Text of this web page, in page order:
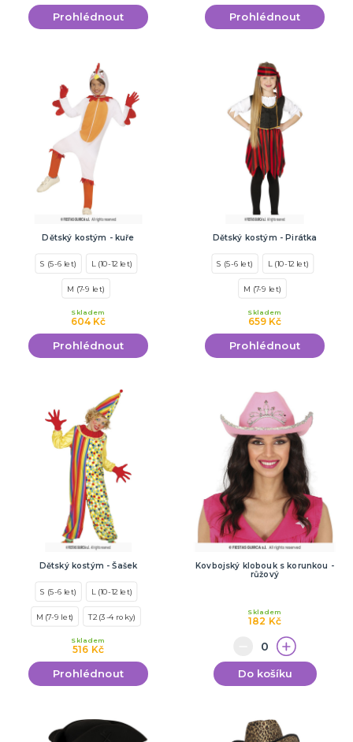
Prohlédnout Prohlédnout
Dětský kostým - kuře
S (5-6 let) L (10-12 let)
M (7-9 let)
604 Kč
Skladem
Prohlédnout
Dětský kostým - Pirátka
S (5-6 let) L (10-12 let)
M (7-9 let)
659 Kč
Skladem
Prohlédnout
Dětský kostým - Šašek
S (5-6 let) L (10-12 let)
M (7-9 let) T2 (3-4 roky)
516 Kč
Skladem
Prohlédnout
Kovbojský klobouk s korunkou -
růžový
182 Kč
Skladem
Do košíku